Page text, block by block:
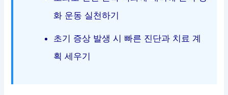
화 운동 실천하기
초기 증상 발생 시 빠른 진단과 치료 계
획 세우기